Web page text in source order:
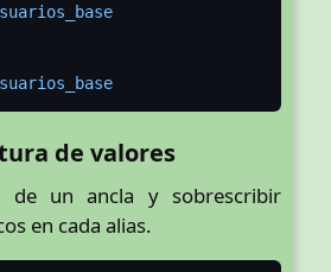
de valores
de un ancla y sobrescribir
en cada alias.